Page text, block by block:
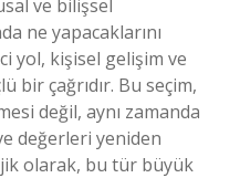
ve bilişsel
ne yapacaklarını
yol, kişisel gelişim ve
bir çağrıdır. Bu seçim,
değil, aynı zamanda
değerleri yeniden
olarak, bu tür büyük